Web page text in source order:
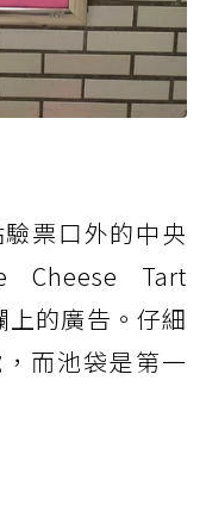
票口外的中央
Tart
的廣告。仔細
而池袋是第一